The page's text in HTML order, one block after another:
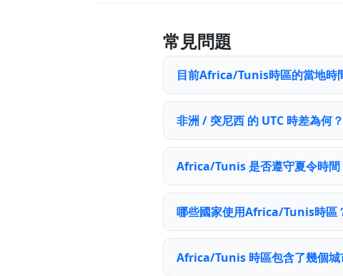
常見問題
目前Africa/Tunis時區的當地時
非洲 / 突尼西 的 UTC 時差為何？
Africa/Tunis 是否遵守夏令時間
哪些國家使用Africa/Tunis時區
Africa/Tunis 時區包含了幾個城